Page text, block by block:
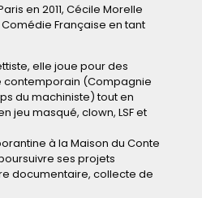
en 2011, Cécile Morelle
Française en tant
elle joue pour des
(Compagnie
du machiniste) tout en
jeu masqué, clown, LSF et
à la Maison du Conte
ses projets
documentaire, collecte de